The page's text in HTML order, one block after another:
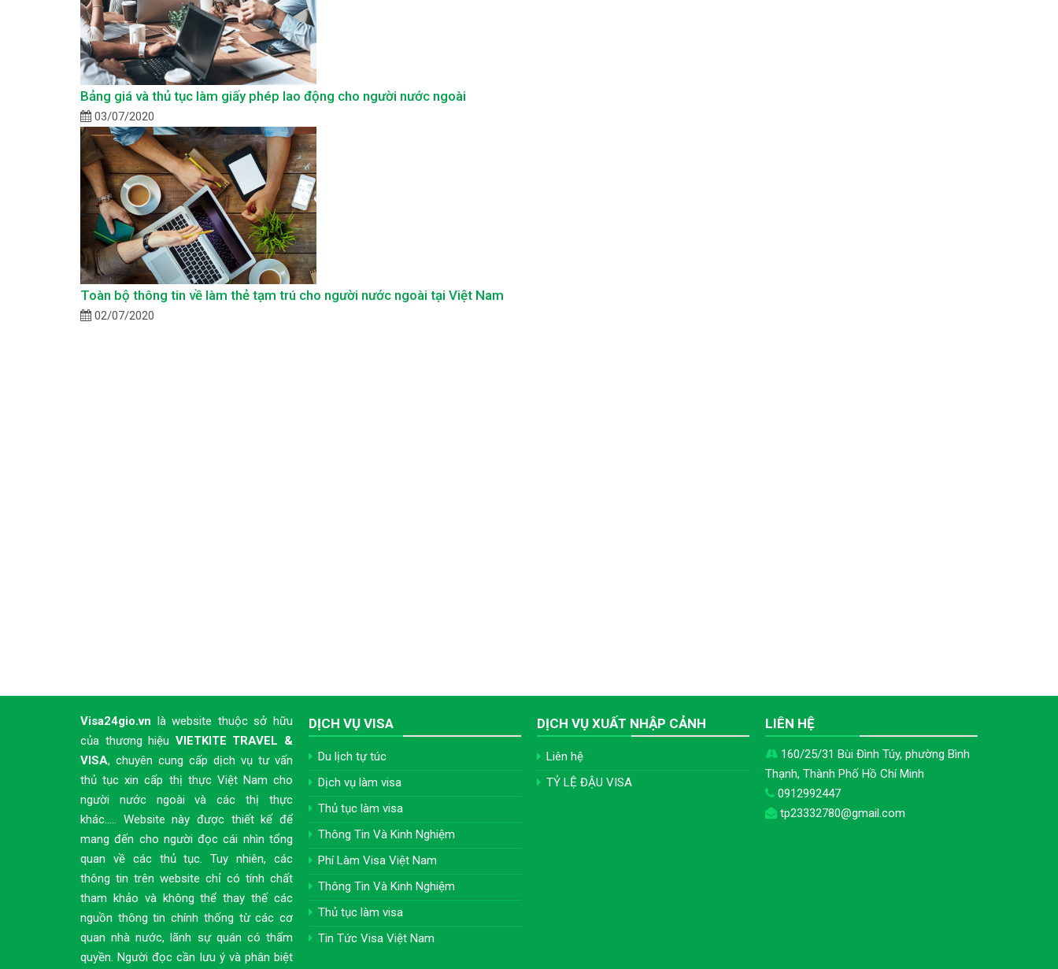
Bảng giá và thủ tục làm giấy phép lao động cho người nước ngoài
03/07/2020
Toàn bộ thông tin về làm thẻ tạm trú cho người nước ngoài tại Việt Nam
02/07/2020
Visa24gio.vn là website thuộc sở hữu
của thương hiệu VIETKITE TRAVEL &
VISA, chuyên cung cấp dịch vụ tư vấn
thủ tục xin cấp thị thực Việt Nam cho
người nước ngoài và các thị thực
khác..... Website này được thiết kế để
mang đến cho người đọc cái nhìn tổng
quan về các thủ tục. Tuy nhiên, các
thông tin trên website chỉ có tính chất
tham khảo và không thể thay thế các
nguồn thông tin chính thống từ các cơ
quan nhà nước, lãnh sự quán có thẩm
quyền. Người đọc cần lưu ý và phân biệt
DỊCH VỤ VISA
Du lịch tự túc
Dịch vụ làm visa
Thủ tục làm visa
Thông Tin Và Kinh Nghiệm
Phí Làm Visa Việt Nam
Thông Tin Và Kinh Nghiệm
Thủ tục làm visa
Tin Tức Visa Việt Nam
DỊCH VỤ XUẤT NHẬP CẢNH
Liên hệ
TỶ LỆ ĐẬU VISA
LIÊN HỆ
160/25/31 Bùi Đình Túy, phường Bình
Thạnh, Thành Phố Hồ Chí Minh
0912992447
tp23332780@gmail.com